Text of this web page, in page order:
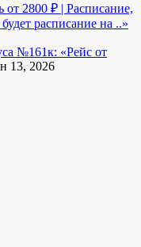
2800 ₽ | Расписание,
расписание на ..»
№161к: «Рейс от
13, 2026